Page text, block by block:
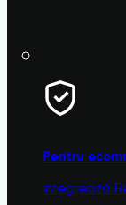
Pentru
Integrează